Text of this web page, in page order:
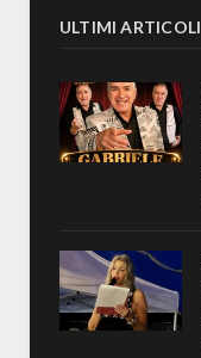
ULTIMI ARTICOLI